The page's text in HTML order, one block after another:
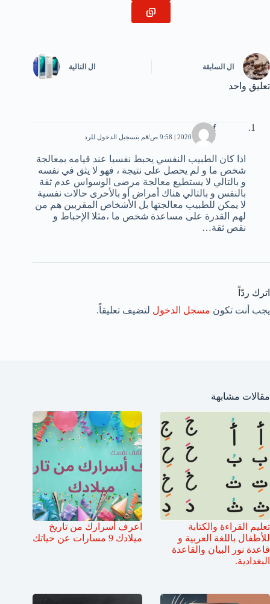
ال السابقة ال التالية
تعليق واحد
M.f
25 مايو، 2020 | 9:58 ص قم بتسجيل الدخول للرد
اذا كان الطبيب النفسي يحبط نفسيا عند قيامه بمعالجة
شخص ما و لم يحصل على نتيجة ، فهو لا يثق في نفسه
و بالتالي لا يستطيع معالجة مرضى الوسواس عدم ثقة
بالنفس و بالتالي هناك أمراض أو بالأحرى حالات نفسية
لا يمكن للطبيب معالجتها بل الأشخاص المقربين هم من
لهم القدرة على مساعدة شخص ما ،مثلا الإحباط و
نقص ثقة…
اترك ردّاً
يجب أنت تكون مسجل الدخول لتضيف تعليقاً.
مقالات مشابهة
تعليم القراءة والكتابة
للأطفال باللغة العربية و
قاعدة نور البيان والقاعدة
البغدادية.
اعرف أسرارك من تاريخ
ميلادك 9 مسارات عن حياتك